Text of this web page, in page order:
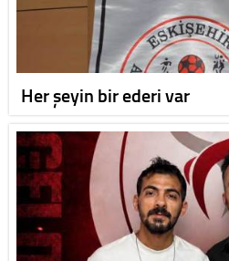
Her şeyin bir ederi var